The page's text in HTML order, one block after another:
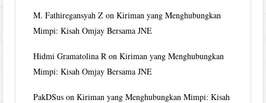
M. Fathiregansyah Z onKiriman yang Menghubungkan
Mimpi: Kisah Omjay Bersama JNE
Hidmi Gramatolina R onKiriman yang Menghubungkan
Mimpi: Kisah Omjay Bersama JNE
PakDSus onKiriman yang Menghubungkan Mimpi: Kisah